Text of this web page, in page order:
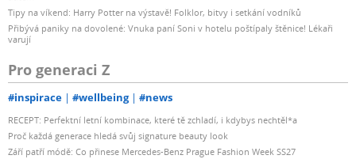
Tipy na víkend: Harry Potter na výstavě! Folklor, bitvy i setkání vodníků
Přibývá paniky na dovolené: Vnuka paní Soni v hotelu poštípaly štěnice! Lékaři
varují
Pro generaci Z
#inspirace #wellbeing #news
RECEPT: Perfektní letní kombinace, které tě zchladí, i kdybys nechtěl*a
Proč každá generace hledá svůj signature beauty look
Září patří módě: Co přinese Mercedes-Benz Prague Fashion Week SS27